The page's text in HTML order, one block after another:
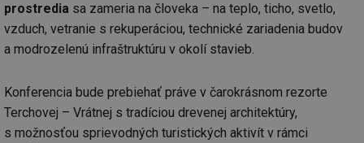
prostredia sa zameria na človeka – na teplo, ticho, svetlo,
vzduch, vetranie s rekuperáciou, technické zariadenia budov
a modrozelenú infraštruktúru v okolí stavieb.
Konferencia bude prebiehať práve v čarokrásnom rezorte
Terchovej – Vrátnej s tradíciou drevenej architektúry,
s možnosťou sprievodných turistických aktivít v rámci